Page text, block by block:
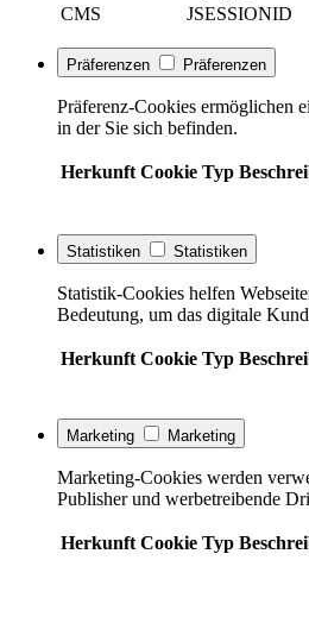
CMS
JSESSIONID
Präferenzen Präferenzen
Präferenz-Cookies ermöglichen
in der Sie sich befinden.
Herkunft Cookie Typ
Statistiken Statistiken
Statistik-Cookies helfen
Bedeutung, um das digitale
Herkunft Cookie Typ
Marketing Marketing
Marketing-Cookies werden
Publisher und werbetreibende
Herkunft Cookie Typ